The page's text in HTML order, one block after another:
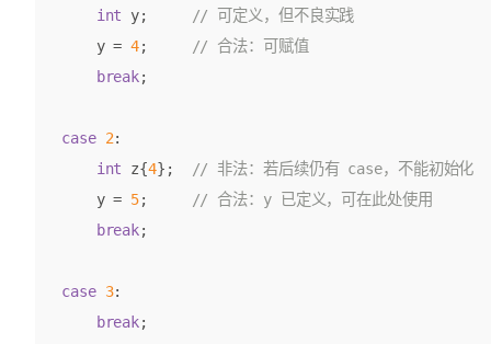
int
y;
y = 4;
// 合法：可赋值
break;
case 2:
int
z{4};
y = 5;
break;
case 3:
break;